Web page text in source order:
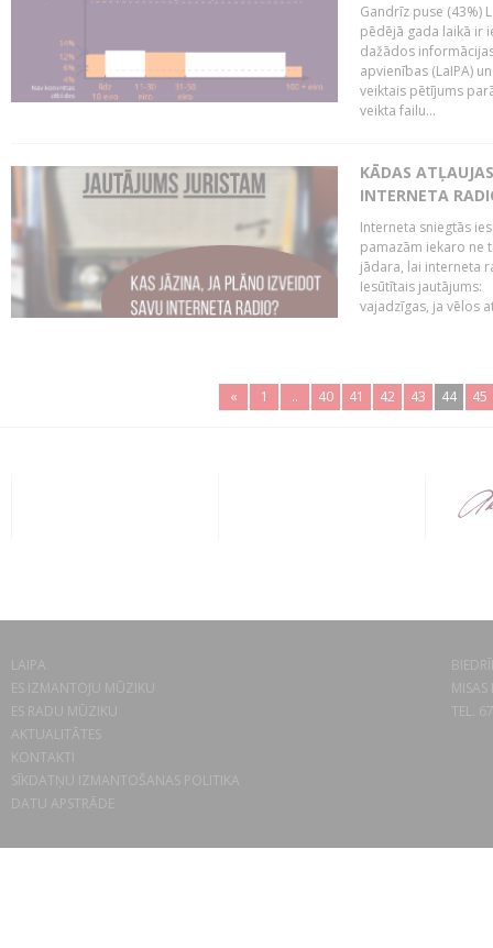
Gandrīz puse (43%)
pēdējā gada laikā ir
dažādos
apvienības (LaIPA)
veiktais pētījums
veikta failu...
KĀDAS
INTERNETA
Interneta sniegtās
pamazām iekaro ne
jādara, lai interneta
Iesūtītais jautājums:
vajadzīgas, ja vēlos
« 1 .. 40 41 42 43 44 45
LAIPA
ES IZMANTOJU MŪZIKU
ES RADU MŪZIKU
AKTUALITĀTES
KONTAKTI
SĪKDATŅU IZMANTOŠANAS POLITIKA
DATU APSTRĀDE
TEL.